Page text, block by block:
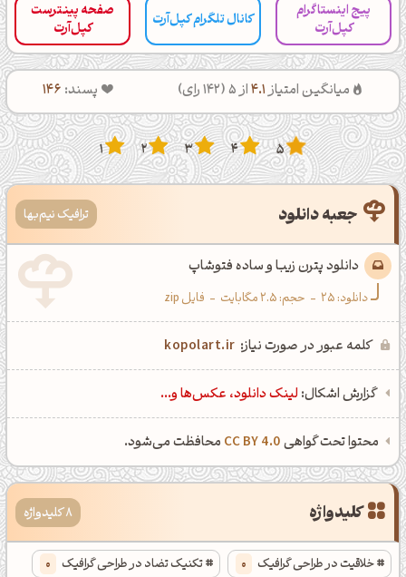
پیج اینستاگرام
کپل‌آرت
کانال تلگرام کپل‌آرت
صفحه پینترست
کپل‌آرت
میانگین امتیاز4.1از 5 ( 142رای) پسند: 146
5
4
3
2
1
جعبه دانلود ترافیک نیم‌بها
دانلود پترن زیبا و ساده فتوشاپ
دانلود:25
- حجم: 2.5 مگابایت - فایل zip
کلمه عبور در صورت نیاز: kopolart.ir
گزارش اشکال: لینک دانلود، عکس‌ها و...
محتوا تحت گواهیCC BY 4.0 محافظت می‌شود.
کلیدواژه 8 کلیدواژه
خلاقیت در طراحی گرافیک 0 تکنیک تضاد در طراحی گرافیک 0
کپل‌آرت رو دنبال کن!